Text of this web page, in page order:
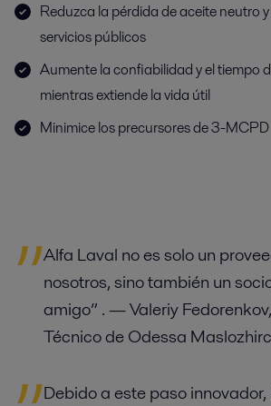
Reduzca la pérdida de aceite neutro
servicios públicos
Aumente la confiabilidad y el tiempo
mientras extiende la vida útil
Minimice los precursores de 3-MCPD
Alfa Laval no es solo un
nosotros, sino también un
amigo” .— Valeriy
Técnico de Odessa
Debido a este paso